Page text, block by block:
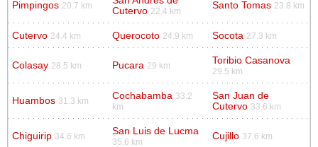
Pimpingos 20.7 km
Cutervo 22.4 km
Santo Tomas 23.8 km
Cutervo 24.4 km Querocoto 24.9 km Socota 27.3 km
Colasay 28.5 km Pucara 29 km Toribio Casanova
29.5 km
Huambos 31.3 km Cochabamba 33.2
km
San Juan de
Cutervo 33.6 km
Chiguirip 34.6 km San Luis de Lucma
35.6 km
Cujillo 37.6 km